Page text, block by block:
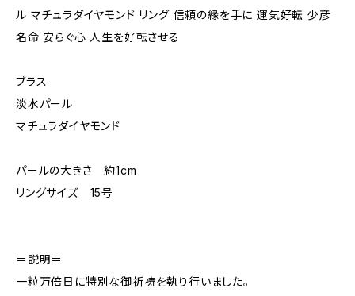
ル マチュラダイヤモンド リング 信頼の縁を手に 運気好転 少彦
名命 安らぐ心 人生を好転させる
ブラス
淡水パール
マチュラダイヤモンド
パールの大きさ 約1cm
リングサイズ 15号
＝説明＝
一粒万倍日に特別な御祈祷を執り行いました。